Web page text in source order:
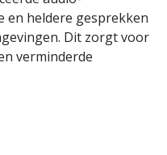
en heldere gesprekken
Dit zorgt voor
verminderde